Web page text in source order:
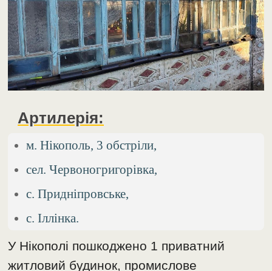
Артилерія:
м. Нікополь, 3 обстріли,
сел. Червоногригорівка,
с. Придніпровське,
с. Іллінка.
У Нікополі пошкоджено 1 приватний
житловий будинок, промислове